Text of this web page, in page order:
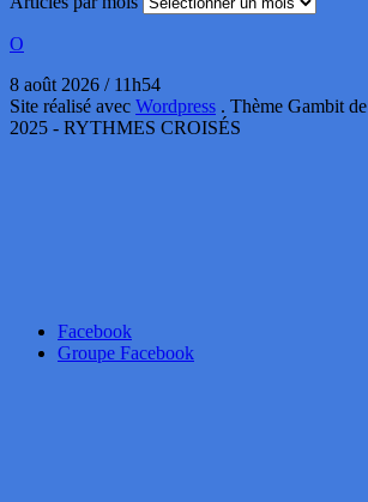
O
8 août 2026 / 11h54
Site réalisé avec Wordpress . Thème Gambit de
2025 - RYTHMES CROISÉS
Facebook
Groupe Facebook